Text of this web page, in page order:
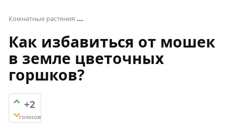
Комнатные растения
Как избавиться от мошек
в земле цветочных
горшков?
+2
голосов